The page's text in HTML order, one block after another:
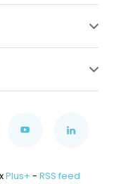
xPlus+ - RSS feed